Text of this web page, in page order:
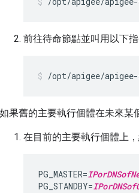
前往待命節點並叫用以下
/opt/apigee/
如果舊的主要執行個體在未來某
在目前的主要執行個體上
PG_MASTER=
PG_STANDBY=